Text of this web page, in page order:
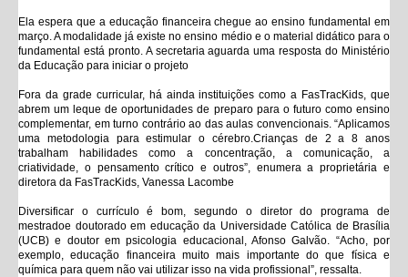
Ela espera que a educação financeira chegue ao ensino fundamental em
março. A modalidade já existe no ensino médio e o material didático para o
fundamental está pronto. A secretaria aguarda uma resposta do Ministério
da Educação para iniciar o projeto
Fora da grade curricular, há ainda instituições como a FasTracKids, que
abrem um leque de oportunidades de preparo para o futuro como ensino
complementar, em turno contrário ao das aulas convencionais. “Aplicamos
uma metodologia para estimular o cérebro.Crianças de 2 a 8 anos
trabalham habilidades como a concentração, a comunicação, a
criatividade, o pensamento crítico e outros”, enumera a proprietária e
diretora da FasTracKids, Vanessa Lacombe
Diversificar o currículo é bom, segundo o diretor do programa de
mestradoe doutorado em educação da Universidade Católica de Brasília
(UCB) e doutor em psicologia educacional, Afonso Galvão. “Acho, por
exemplo, educação financeira muito mais importante do que física e
química para quem não vai utilizar isso na vida profissional”, ressalta.